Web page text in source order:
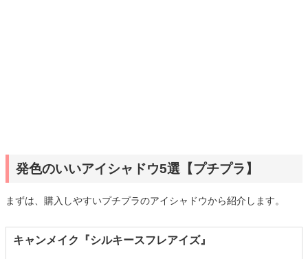
発色のいいアイシャドウ5選【プチプラ】
まずは、購入しやすいプチプラのアイシャドウから紹介します。
キャンメイク『シルキースフレアイズ』